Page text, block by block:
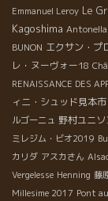
Emmanuel Leroy Le
Kagoshima Antonella
BUNON エクサン・プ
レ・ヌーヴォー18
RENAISSANCE DES
ィニ・シュッド見本市
ルゴーニュ 野村ユニ
ミレジム・ビオ2019
カリダ アスカさん
Vergelesse Henning 藤
Millesime 2017 Pont